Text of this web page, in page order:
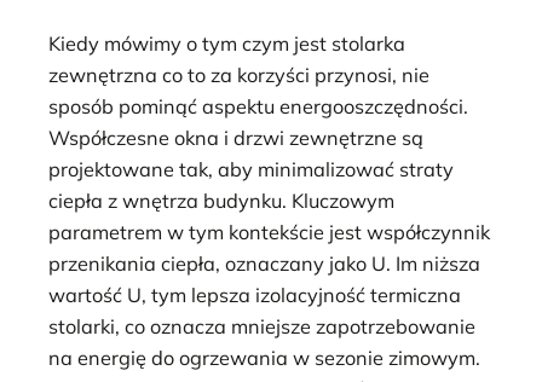
Kiedy mówimy o tym czym jest stolarka
zewnętrzna co to za korzyści przynosi, nie
sposób pominąć aspektu energooszczędności.
Współczesne okna i drzwi zewnętrzne są
projektowane tak, aby minimalizować straty
ciepła z wnętrza budynku. Kluczowym
parametrem w tym kontekście jest współczynnik
przenikania ciepła, oznaczany jako U. Im niższa
wartość U, tym lepsza izolacyjność termiczna
stolarki, co oznacza mniejsze zapotrzebowanie
na energię do ogrzewania w sezonie zimowym.